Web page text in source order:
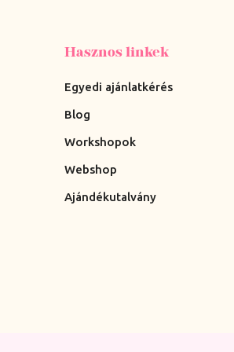
Hasznos linkek
Egyedi ajánlatkérés
Blog
Workshopok
Webshop
Ajándékutalvány